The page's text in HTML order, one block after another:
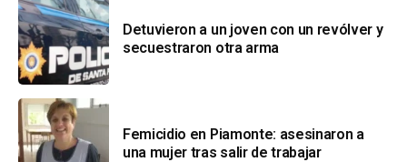
Detuvieron a un joven con un revólver y
secuestraron otra arma
Femicidio en Piamonte: asesinaron a
una mujer tras salir de trabajar